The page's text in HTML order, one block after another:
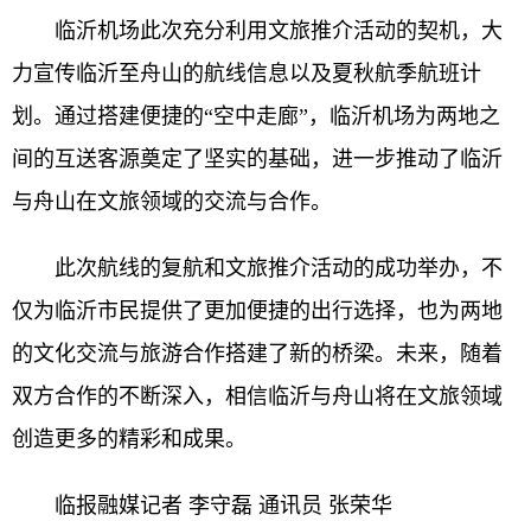
临沂机场此次充分利用文旅推介活动的契机，大
力宣传临沂至舟山的航线信息以及夏秋航季航班计
划。通过搭建便捷的“空中走廊”，临沂机场为两地之
间的互送客源奠定了坚实的基础，进一步推动了临沂
与舟山在文旅领域的交流与合作。
此次航线的复航和文旅推介活动的成功举办，不
仅为临沂市民提供了更加便捷的出行选择，也为两地
的文化交流与旅游合作搭建了新的桥梁。未来，随着
双方合作的不断深入，相信临沂与舟山将在文旅领域
创造更多的精彩和成果。
临报融媒记者 李守磊 通讯员 张荣华